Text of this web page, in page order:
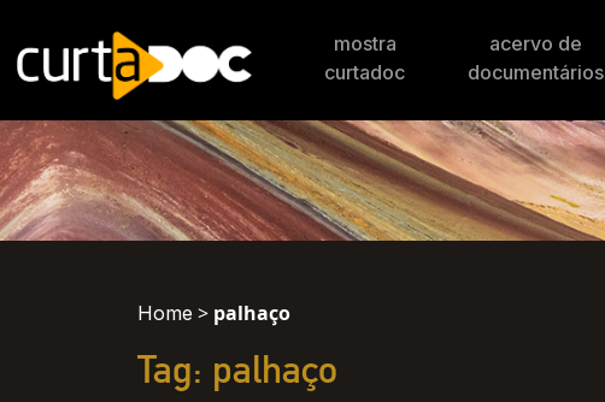
mostra
curtadoc
acervo de
documentários
Home > palhaço
Tag: palhaço